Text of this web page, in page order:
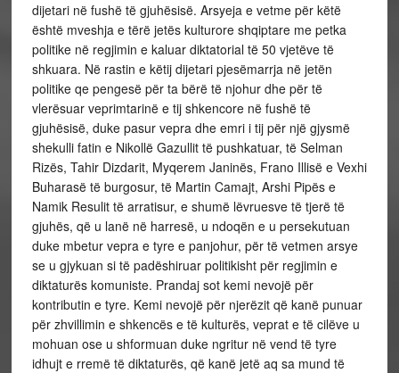
dijetari në fushë të gjuhësisë. Arsyeja e vetme për këtë
është mveshja e tërë jetës kulturore shqiptare me petka
politike në regjimin e kaluar diktatorial të 50 vjetëve të
shkuara. Në rastin e këtij dijetari pjesëmarrja në jetën
politike qe pengesë për ta bërë të njohur dhe për të
vlerësuar veprimtarinë e tij shkencore në fushë të
gjuhësisë, duke pasur vepra dhe emri i tij për një gjysmë
shekulli fatin e Nikollë Gazullit të pushkatuar, të Selman
Rizës, Tahir Dizdarit, Myqerem Janinës, Frano Illisë e Vexhi
Buharasë të burgosur, të Martin Camajt, Arshi Pipës e
Namik Resulit të arratisur, e shumë lëvruesve të tjerë të
gjuhës, që u lanë në harresë, u ndoqën e u persekutuan
duke mbetur vepra e tyre e panjohur, për të vetmen arsye
se u gjykuan si të padëshiruar politikisht për regjimin e
diktaturës komuniste. Prandaj sot kemi nevojë për
kontributin e tyre. Kemi nevojë për njerëzit që kanë punuar
për zhvillimin e shkencës e të kulturës, veprat e të cilëve u
mohuan ose u shformuan duke ngritur në vend të tyre
idhujt e rremë të diktaturës, që kanë jetë aq sa mund të